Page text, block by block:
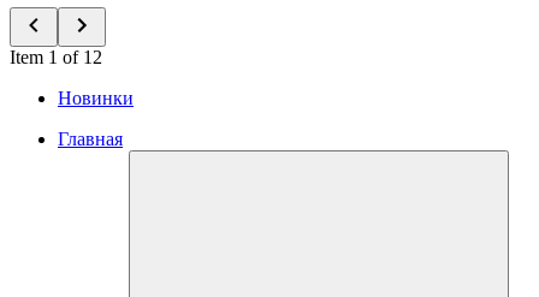
Item 1 of 12
Новинки
Главная